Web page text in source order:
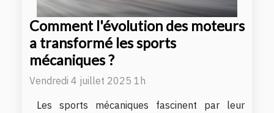
Comment l'évolution des moteurs
a transformé les sports
mécaniques ?
Vendredi 4 juillet 2025 1h
Les sports mécaniques fascinent par leur